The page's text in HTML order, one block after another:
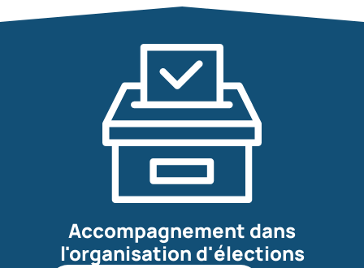
Accompagnement dans
l'organisation d'élections